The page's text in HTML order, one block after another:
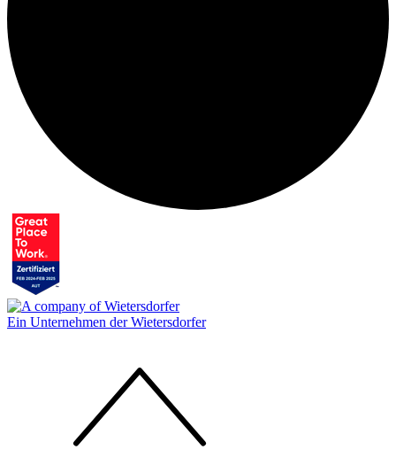
Ein Unternehmen der Wietersdorfer